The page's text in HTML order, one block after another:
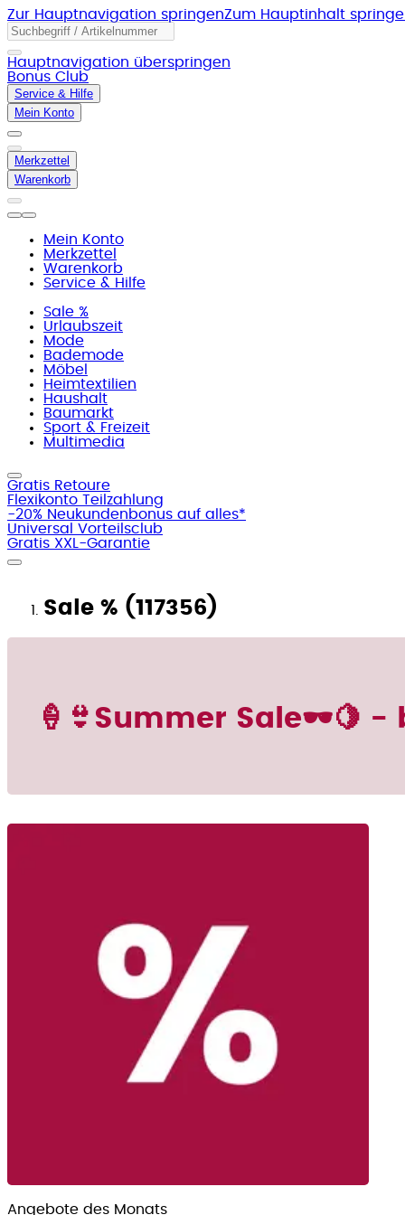
Zur Hauptnavigation springenZum Hauptinhalt
Hauptnavigation überspringen
Bonus Club
Service & Hilfe
Mein Konto
Merkzettel
Warenkorb
Mein Konto
Merkzettel
Warenkorb
Service & Hilfe
Sale %
Urlaubszeit
Mode
Bademode
Möbel
Heimtextilien
Haushalt
Baumarkt
Sport & Freizeit
Multimedia
Gratis Retoure
Flexikonto Teilzahlung
-20% Neukundenbonus auf alles*
Universal Vorteilsclub
Gratis XXL-Garantie
Sale % (117356)
🍦👙Summer Sale🕶️🍋 -
Angebote des Monats